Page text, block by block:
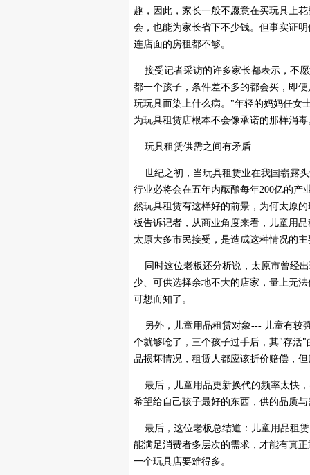
趣，因此，家长一般不愿意在买玩具上
会，也能为家长省下不少钱。但事实证
连店面的房租都不够。
接受记者采访的许多家长都表示，不
都一个孩子，条件差不多的都会买，即
玩玩具而染上什么病。"年轻的妈妈任女
为玩具租赁店根本不会像承诺的那样消毒
玩具租赁供需之间有矛盾
世纪之初，当玩具租赁业在我国崭露
行业必将会在五年内酝酿每年200亿的产
然玩具租赁有这样好的前景，为何太原
板告诉记者，从商业角度来看，儿童用
太原大多市民接受，是造成这种情况的
同时这位老板还分析说，太原市曾经
少、可供选择余地不大的店家，量上无
可想而知了。
另外，儿童用品租赁对象--- 儿童有较
个就够呛了，三个孩子过手后，其"存活
品损坏情况，租赁人都应该折价赔偿，
最后，儿童用品更新换代的频率太快
希望给自己孩子最好的东西，供的品质
最后，这位老板总结道：儿童用品租
能满足消费者多层次的需求，才能有真
一个玩具店要难得多。